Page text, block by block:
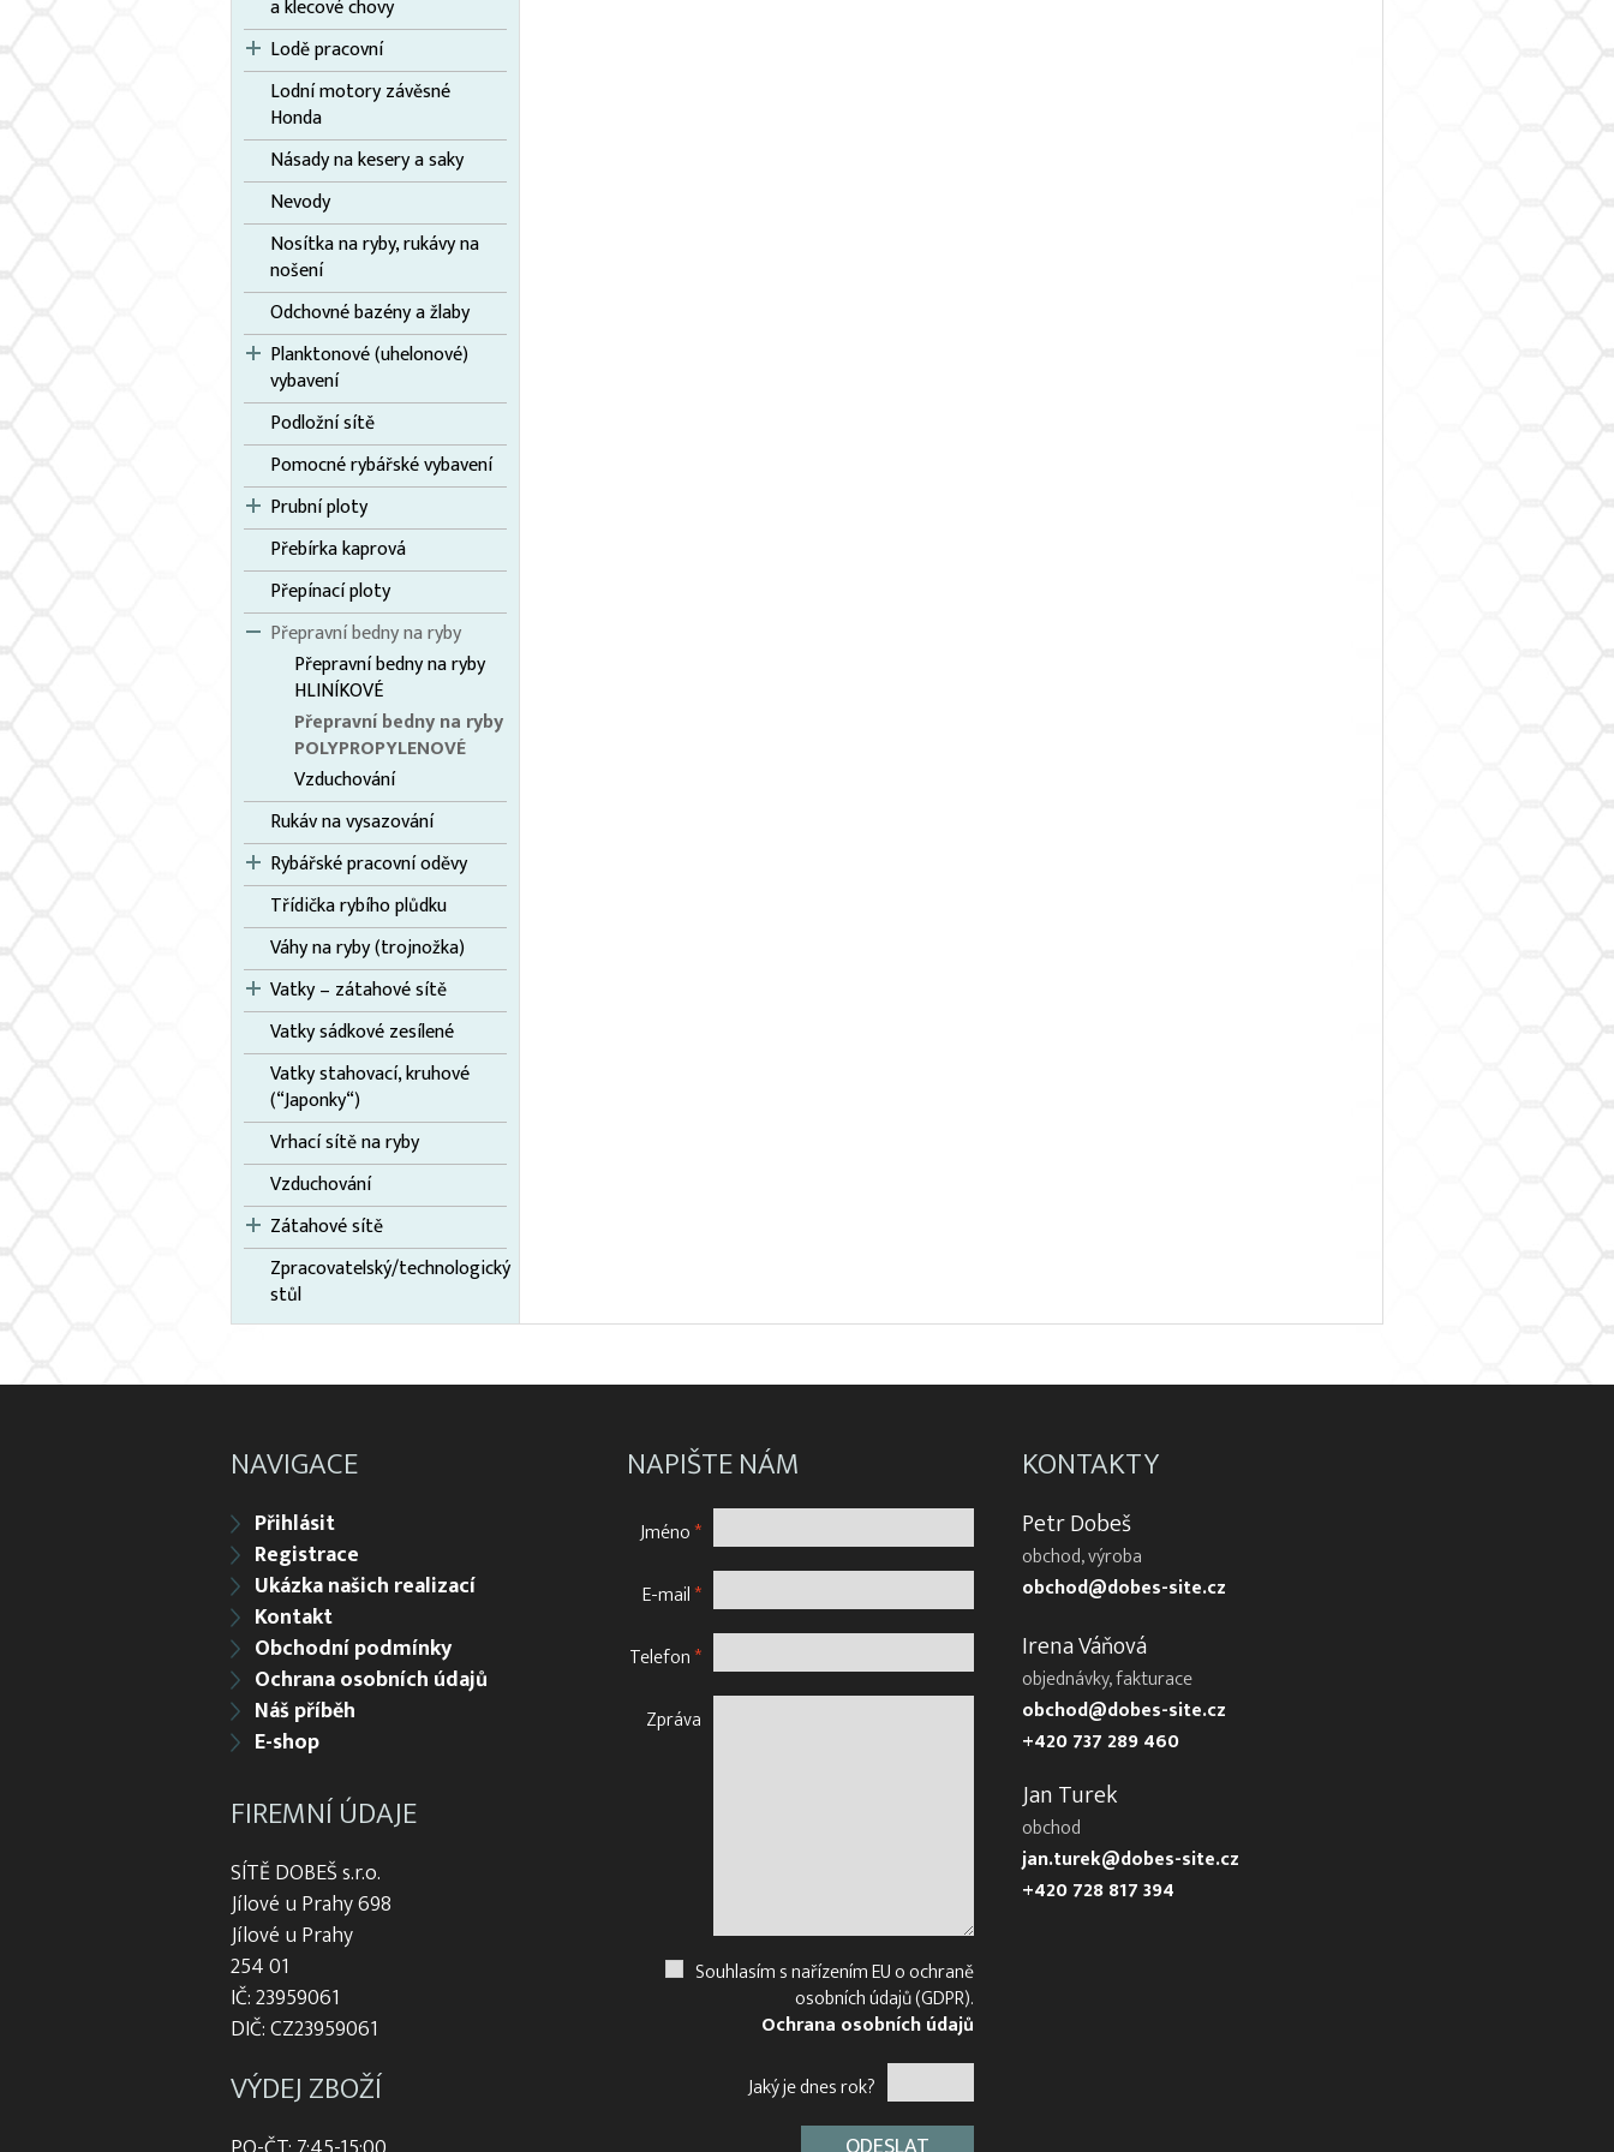
a klecové chovy
Lodě pracovní
Lodní motory závěsné
Honda
Násady na kesery a saky
Nevody
Nosítka na ryby, rukávy na
nošení
Odchovné bazény a žlaby
Planktonové (uhelonové)
vybavení
Podložní sítě
Pomocné rybářské vybavení
Prubní ploty
Přebírka kaprová
Přepínací ploty
Přepravní bedny na ryby
Přepravní bedny na ryby
HLINÍKOVÉ
Přepravní bedny na ryby
POLYPROPYLENOVÉ
Vzduchování
Rukáv na vysazování
Rybářské pracovní oděvy
Třídička rybího plůdku
Váhy na ryby (trojnožka)
Vatky – zátahové sítě
Vatky sádkové zesílené
Vatky stahovací, kruhové
(“Japonky“)
Vrhací sítě na ryby
Vzduchování
Zátahové sítě
Zpracovatelský/technologický
stůl
NAVIGACE
Přihlásit
Registrace
Ukázka našich realizací
Kontakt
Obchodní podmínky
Ochrana osobních údajů
Náš příběh
E-shop
FIREMNÍ ÚDAJE
SÍTĚ DOBEŠ s.r.o.
Jílové u Prahy 698
Jílové u Prahy
254 01
IČ: 23959061
DIČ: CZ23959061
VÝDEJ ZBOŽÍ
NAPIŠTE NÁM
Jméno*
E-mail*
Telefon*
Zpráva
Souhlasím s nařízením EU o ochraně
osobních údajů (GDPR).
Ochrana osobních údajů
Jaký je dnes rok?
KONTAKTY
Petr Dobeš
obchod, výroba
obchod@dobes-site.cz
Irena Váňová
objednávky, fakturace
obchod@dobes-site.cz
+420 737 289 460
Jan Turek
obchod
jan.turek@dobes-site.cz
+420 728 817 394